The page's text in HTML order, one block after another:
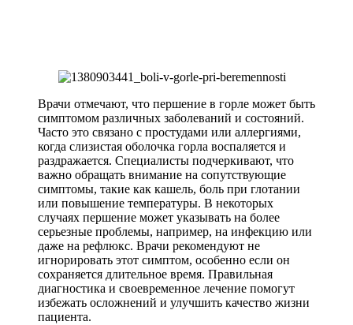
Врачи отмечают, что першение в горле может быть
симптомом различных заболеваний и состояний.
Часто это связано с простудами или аллергиями,
когда слизистая оболочка горла воспаляется и
раздражается. Специалисты подчеркивают, что
важно обращать внимание на сопутствующие
симптомы, такие как кашель, боль при глотании
или повышение температуры. В некоторых
случаях першение может указывать на более
серьезные проблемы, например, на инфекцию или
даже на рефлюкс. Врачи рекомендуют не
игнорировать этот симптом, особенно если он
сохраняется длительное время. Правильная
диагностика и своевременное лечение помогут
избежать осложнений и улучшить качество жизни
пациента.